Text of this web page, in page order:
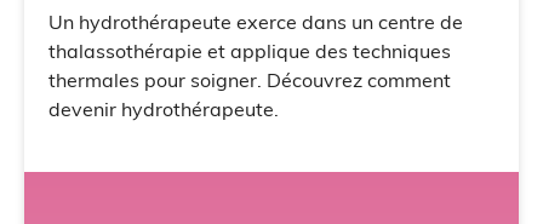
Un hydrothérapeute exerce dans un centre de
thalassothérapie et applique des techniques
thermales pour soigner. Découvrez comment
devenir hydrothérapeute.